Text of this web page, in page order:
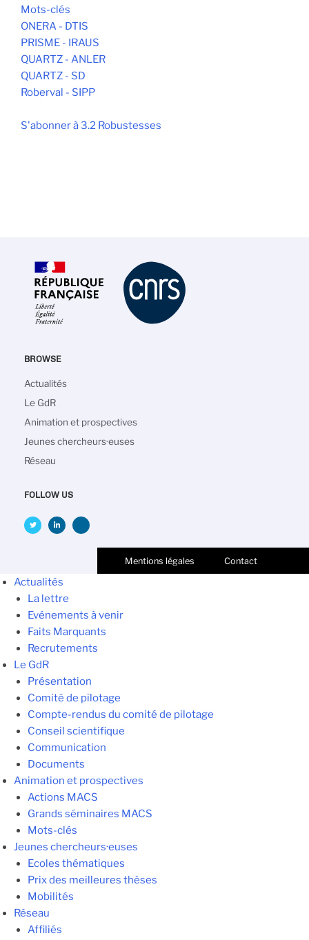
Mots-clés
ONERA - DTIS
PRISME - IRAUS
QUARTZ - ANLER
QUARTZ - SD
Roberval - SIPP
S'abonner à 3.2 Robustesses
BROWSE
Navigation
principale
Actualités
Le GdR
Animation et prospectives
Jeunes chercheurs·euses
Réseau
FOLLOW US
Mentions légales Contact
Actualités
La lettre
Evénements à venir
Faits Marquants
Recrutements
Le GdR
Présentation
Comité de pilotage
Compte-rendus du comité de pilotage
Conseil scientifique
Communication
Documents
Animation et prospectives
Actions MACS
Grands séminaires MACS
Mots-clés
Jeunes chercheurs·euses
Ecoles thématiques
Prix des meilleures thèses
Mobilités
Réseau
Affiliés